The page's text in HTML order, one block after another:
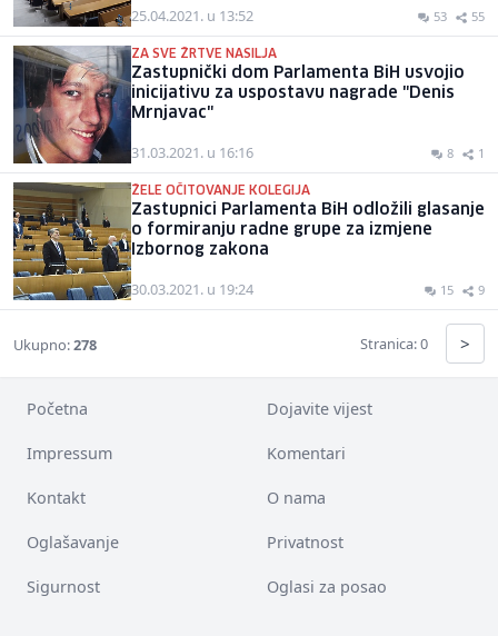
25.04.2021. u 13:52 53 55
ZA SVE ŽRTVE NASILJA
Zastupnički dom Parlamenta BiH usvojio
inicijativu za uspostavu nagrade "Denis
Mrnjavac"
31.03.2021. u 16:16 8 1
ŽELE OČITOVANJE KOLEGIJA
Zastupnici Parlamenta BiH odložili glasanje
o formiranju radne grupe za izmjene
Izbornog zakona
30.03.2021. u 19:24 15 9
Ukupno:278 Stranica: 0 >
Početna Dojavite vijest
Impressum Komentari
Kontakt O nama
Oglašavanje Privatnost
Sigurnost Oglasi za posao